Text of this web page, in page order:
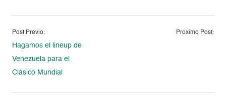
Post Previo:
Hagamos el lineup de
Venezuela para el
Clásico Mundial
Proximo Post: